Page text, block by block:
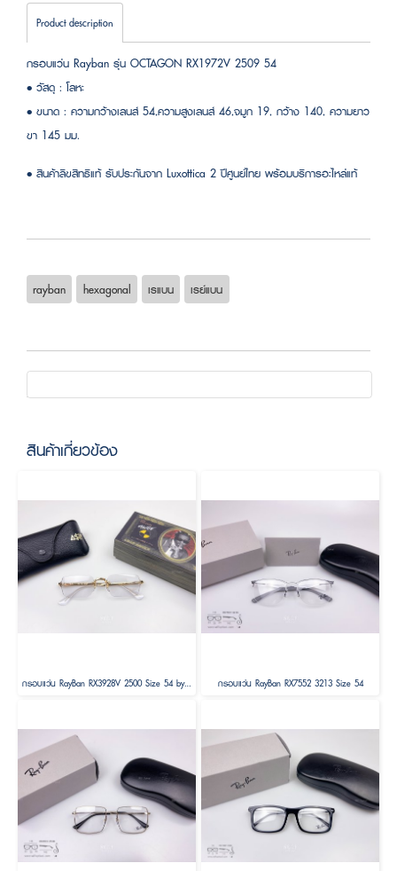
Product description
กรอบแว่น Rayban รุ่น OCTAGON RX1972V 2509 54
• วัสดุ : โลหะ
• ขนาด : ความกว้างเลนส์ 54,ความสูงเลนส์ 46,จมูก 19, กว้าง 140, ความยาว
ขา 145 มม.
• สินค้าลิขสิทธิแท้ รับประกันจาก Luxottica 2 ปีศูนย์ไทย พร้อมบริการอะไหล่แท้
rayban hexagonal เรแบน เรย์แบน
สินค้าเกี่ยวข้อง
กรอบแว่น RayBan RX3928V 2500 Size 54 by A$AP ASAP Rocky กรอบแว่น RayBan RX7552 3213 Size 54